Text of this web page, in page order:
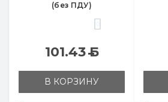
(без ПДУ)
101.43Б
В КОРЗИНУ